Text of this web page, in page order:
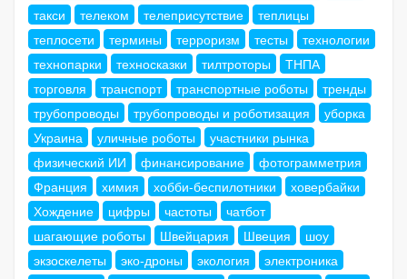
такси
телеком телеприсутствие
теплицы
теплосети
термины терроризм тесты
технологии
технопарки
техносказки тилтроторы
ТНПА
торговля
транспорт транспортные роботы
тренды
трубопроводы
трубопроводы и роботизация
уборка
Украина
уличные роботы
участники рынка
физический ИИ
финансирование
фотограмметрия
Франция
химия хобби-беспилотники
ховербайки
Хождение
цифры частоты
чатбот
шагающие роботы
Швейцария Швеция
шоу
экзоскелеты
эко-дроны экология
электроника